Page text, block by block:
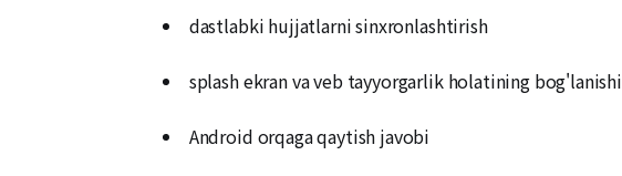
dastlabki hujjatlarni sinxronlashtirish
splash ekran va veb tayyorgarlik holatining bog'lanishi
Android orqaga qaytish javobi